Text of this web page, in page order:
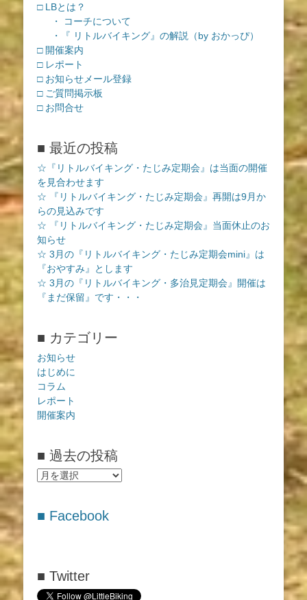
□ LBとは？
・ コーチについて
・『 リトルバイキング』の解説（by おかっぴ）
□ 開催案内
□ レポート
□ お知らせメール登録
□ ご質問掲示板
□ お問合せ
■ 最近の投稿
☆『リトルバイキング・たじみ定期会』は当面の開催
を見合わせます
☆ 『リトルバイキング・たじみ定期会』再開は9月か
らの見込みです
☆ 『リトルバイキング・たじみ定期会』当面休止のお
知らせ
☆ 3月の『リトルバイキング・たじみ定期会mini』は
『おやすみ』とします
☆ 3月の『リトルバイキング・多治見定期会』開催は
『まだ保留』です・・・
■ カテゴリー
お知らせ
はじめに
コラム
レポート
開催案内
■ 過去の投稿
の
■ Facebook
■ Twitter